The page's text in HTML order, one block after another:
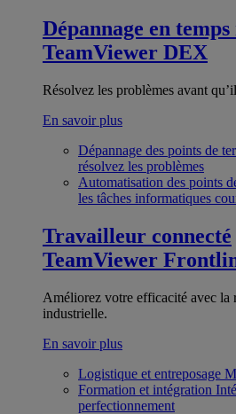
Dépannage en
TeamViewer DEX
Résolvez les problèmes avant
En savoir plus
Dépannage des points de
résolvez les problèmes
Automatisation des points
les tâches informatiques
Travailleur connecté
TeamViewer
Améliorez votre efficacité avec la
industrielle.
En savoir plus
Logistique et entreposage
Formation et intégration
perfectionnement